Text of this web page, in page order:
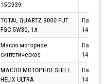
15C939
TOTAL QUARTZ 9000 FUT.
FGC 5W30, 1л
Партнёр
Масло моторное
синтетическое
Партнёр
МАСЛО МОТОРНОЕ SHELL
HELIX ULTRA
Партнёр